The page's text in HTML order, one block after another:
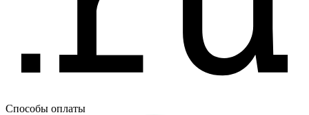
Способы оплаты